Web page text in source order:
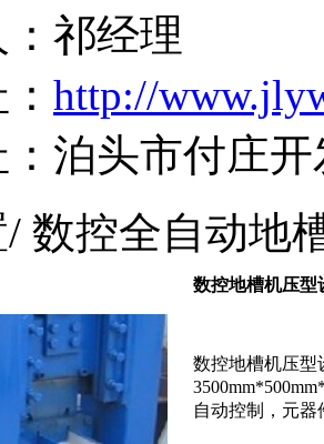
祁经理
http://
泊头市付庄开
/ 数控全自动地
数控地槽机压型
数控地槽机压型
自动控制，元器